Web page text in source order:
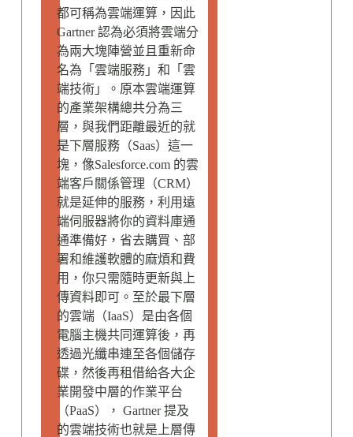
都可稱為雲端運算，因此
Gartner 認為必須將雲端分
為兩大塊陣營並且重新命
名為「雲端服務」和「雲
端技術」。原本雲端運算
的產業架構總共分為三
層，與我們距離最近的就
是下層服務（Saas）這一
塊，像Salesforce.com 的雲
端客戶關係管理（CRM）
就是延伸的服務，利用遠
端伺服器將你的資料庫通
通準備好，省去購買、部
署和維護軟體的麻煩和費
用，你只需隨時更新與上
傳資料即可。至於最下層
的雲端（IaaS）是由各個
電腦主機共同運算後，再
透過光纖串連至各個儲存
碟，然後再租借給各大企
業開發中層的作業平台
（PaaS）， Gartner 提及
的雲端技術也就是上層傳